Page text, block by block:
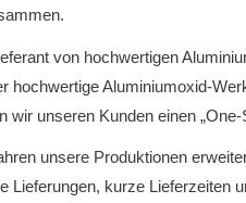
von hochwertigen
hochwertige Aluminiumoxid-
wir unseren Kunden einen „One-
unsere Produktionen
Lieferungen, kurze Lieferzeiten